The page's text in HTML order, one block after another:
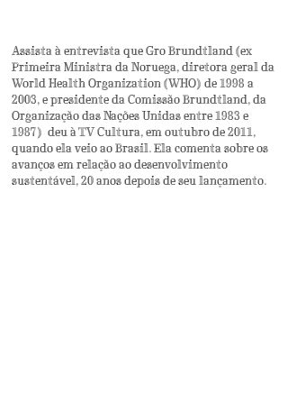
Assista à entrevista que Gro Brundtland (ex
Primeira Ministra da Noruega, diretora geral da
World Health Organization (WHO) de 1998 a
2003, e presidente da Comissão Brundtland, da
Organização das Nações Unidas entre 1983 e
1987) deu à TV Cultura, em outubro de 2011,
quando ela veio ao Brasil. Ela comenta sobre os
avanços em relação ao desenvolvimento
sustentável, 20 anos depois de seu lançamento.